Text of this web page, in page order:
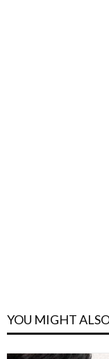
YOU MIGHT